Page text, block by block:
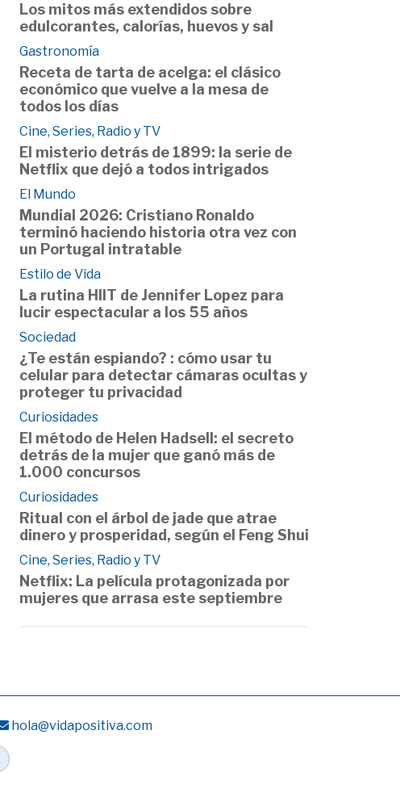
Los mitos más extendidos sobre
edulcorantes, calorías, huevos y sal
Gastronomía
Receta de tarta de acelga: el clásico
económico que vuelve a la mesa de
todos los días
Cine, Series, Radio y TV
El misterio detrás de 1899: la serie de
Netflix que dejó a todos intrigados
El Mundo
Mundial 2026: Cristiano Ronaldo
terminó haciendo historia otra vez con
un Portugal intratable
Estilo de Vida
La rutina HIIT de Jennifer Lopez para
lucir espectacular a los 55 años
Sociedad
¿Te están espiando? : cómo usar tu
celular para detectar cámaras ocultas y
proteger tu privacidad
Curiosidades
El método de Helen Hadsell: el secreto
detrás de la mujer que ganó más de
1.000 concursos
Curiosidades
Ritual con el árbol de jade que atrae
dinero y prosperidad, según el Feng Shui
Cine, Series, Radio y TV
Netflix: La película protagonizada por
mujeres que arrasa este septiembre
hola@vidapositiva.com